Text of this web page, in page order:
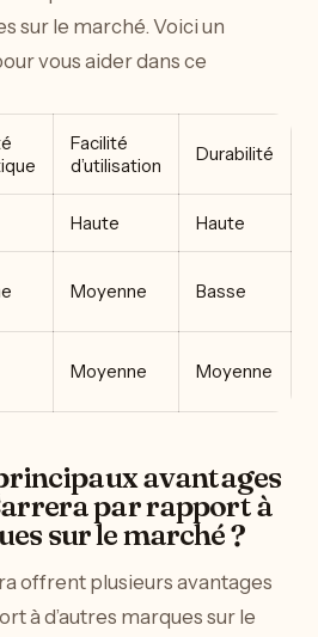
sur le marché. Voici un
vous aider dans ce
Facilité
d’utilisation
Durabilité
Haute Haute
Moyenne Basse
Moyenne Moyenne
avantages
par rapport à
sur le marché ?
offrent plusieurs avantages
à d’autres marques sur le